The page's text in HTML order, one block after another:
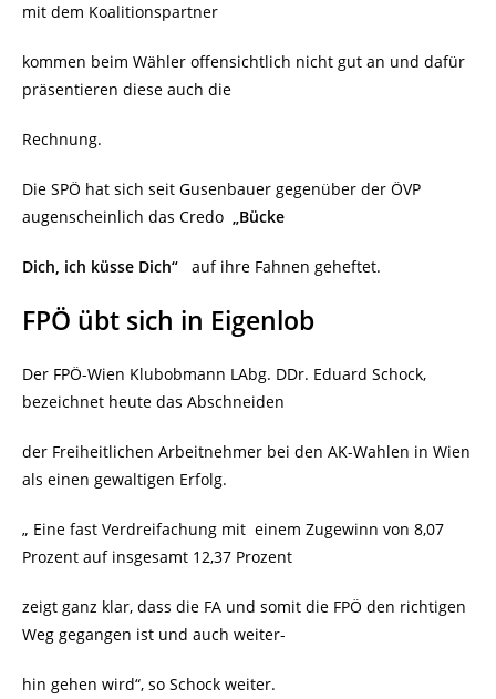
mit dem Koalitionspartner
kommen beim Wähler offensichtlich nicht gut an und dafür
präsentieren diese auch die
Rechnung.
Die SPÖ hat sich seit Gusenbauer gegenüber der ÖVP
augenscheinlich das Credo „Bücke
Dich, ich küsse Dich“ auf ihre Fahnen geheftet.
FPÖ übt sich in Eigenlob
Der FPÖ-Wien Klubobmann LAbg. DDr. Eduard Schock,
bezeichnet heute das Abschneiden
der Freiheitlichen Arbeitnehmer bei den AK-Wahlen in Wien
als einen gewaltigen Erfolg.
„ Eine fast Verdreifachung mit einem Zugewinn von 8,07
Prozent auf insgesamt 12,37 Prozent
zeigt ganz klar, dass die FA und somit die FPÖ den richtigen
Weg gegangen ist und auch weiter-
hin gehen wird“, so Schock weiter.